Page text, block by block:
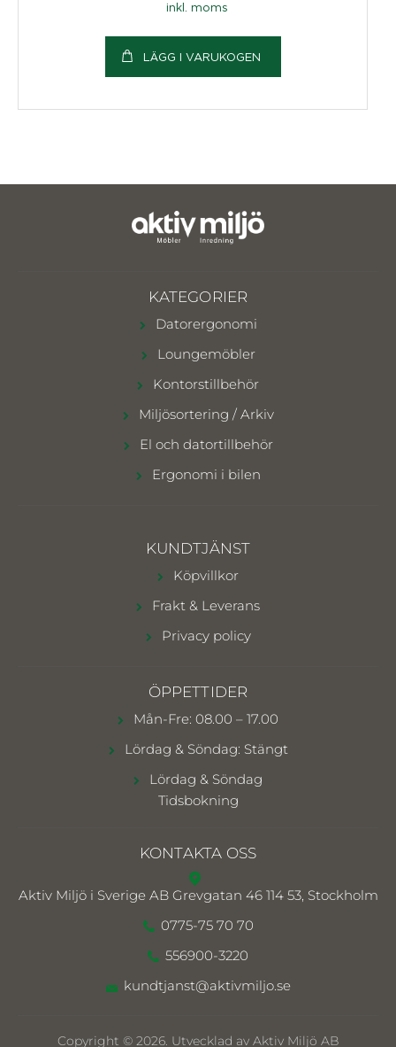
inkl. moms
LÄGG I VARUKOGEN
KATEGORIER
Datorergonomi
Loungemöbler
Kontorstillbehör
Miljösortering / Arkiv
El och datortillbehör
Ergonomi i bilen
KUNDTJÄNST
Köpvillkor
Frakt & Leverans
Privacy policy
ÖPPETTIDER
Mån-Fre: 08.00 – 17.00
Lördag & Söndag: Stängt
Lördag & Söndag
Tidsbokning
KONTAKTA OSS
Aktiv Miljö i Sverige AB Grevgatan 46 114 53, Stockholm
0775-75 70 70
556900-3220
kundtjanst@aktivmiljo.se
Copyright © 2026. Utvecklad av Aktiv Miljö AB